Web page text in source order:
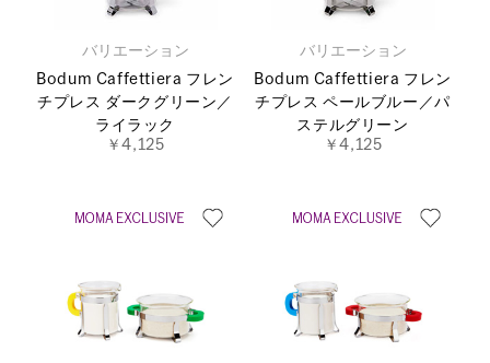
バリエーション
Bodum Caffettiera フレン
チプレス ダークグリーン／
ライラック
￥4,125
バリエーション
Bodum Caffettiera フレン
チプレス ペールブルー／パ
ステルグリーン
￥4,125